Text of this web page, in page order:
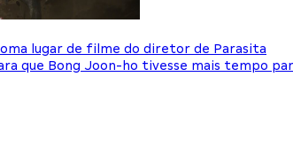
lugar de filme do diretor de Parasita
que Bong Joon-ho tivesse mais tempo